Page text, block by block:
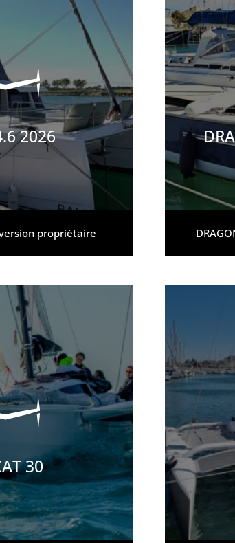
2026
propriétaire
30